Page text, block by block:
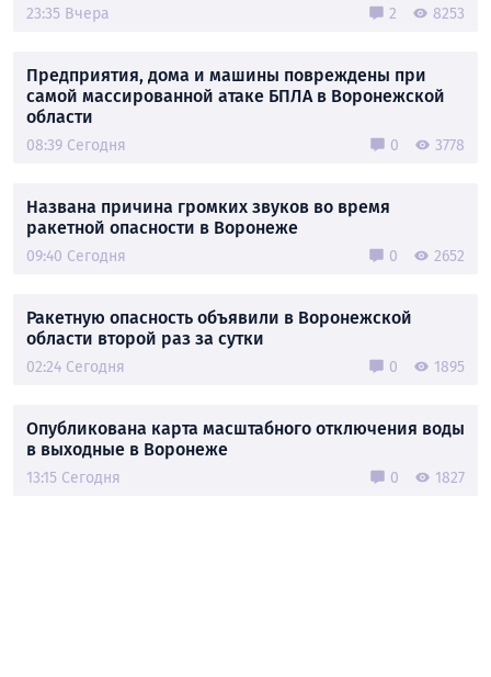
23:35 Вчера 2 8253
Предприятия, дома и машины повреждены при
самой массированной атаке БПЛА в Воронежской
области
08:39 Сегодня 0 3778
Названа причина громких звуков во время
ракетной опасности в Воронеже
09:40 Сегодня 0 2652
Ракетную опасность объявили в Воронежской
области второй раз за сутки
02:24 Сегодня 0 1895
Опубликована карта масштабного отключения воды
в выходные в Воронеже
13:15 Сегодня 0 1827